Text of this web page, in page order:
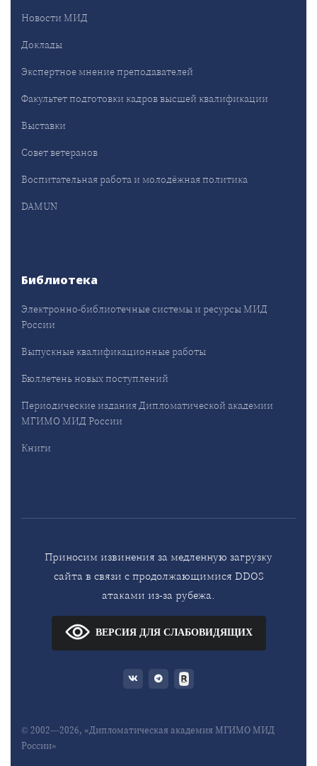
Новости МИД
Доклады
Экспертное мнение преподавателей
Факультет подготовки кадров высшей квалификации
Выставки
Совет ветеранов
Воспитательная работа и молодёжная политика
DAMUN
Библиотека
Электронно-библиотечные системы и ресурсы МИД
России
Выпускные квалификационные работы
Бюллетень новых поступлений
Периодические издания Дипломатической академии
МГИМО МИД России
Книги
Приносим извинения за медленную загрузку
сайта в связи с продолжающимися DDOS
атаками из-за рубежа.
ВЕРСИЯ ДЛЯ СЛАБОВИДЯЩИХ
© 2002—2026, «Дипломатическая академия МГИМО МИД
России»